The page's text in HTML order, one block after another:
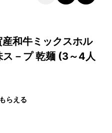
和牛ミックスホル
－プ 乾麺 (3～4人
らえる